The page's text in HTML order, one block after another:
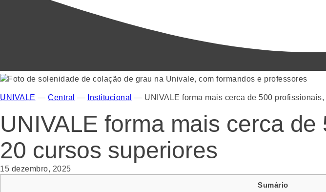
UNIVALE — Central — Institucional — UNIVALE forma mais cerca de 500
UNIVALE forma mais cerca
20 cursos superiores
15 dezembro, 2025
Sumário